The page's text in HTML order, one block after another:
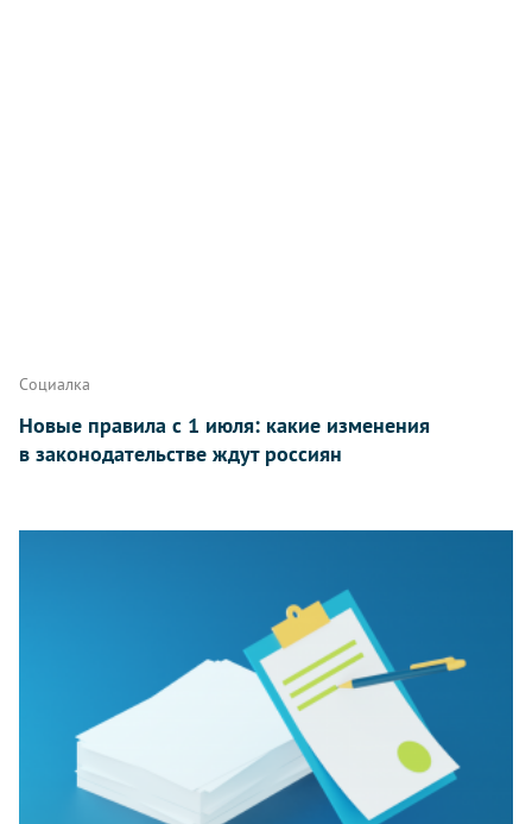
Социалка
Новые правила с 1 июля: какие изменения
в законодательстве ждут россиян